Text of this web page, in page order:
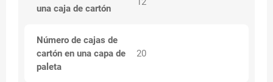
una caja de cartón
Número de cajas de
cartón en una capa de
paleta
20